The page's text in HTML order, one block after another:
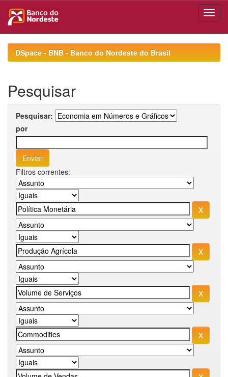
navigationDSpace - BNB - Banco do Nordeste do Brasil
Pesquisar
Pesquisar:
por
Filtros correntes: